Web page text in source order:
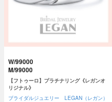
W/99000
M/99000
【フトゥーロ】プラチナリング《レガンオ
リジナル》
ブライダルジュエリー LEGAN（レガン）